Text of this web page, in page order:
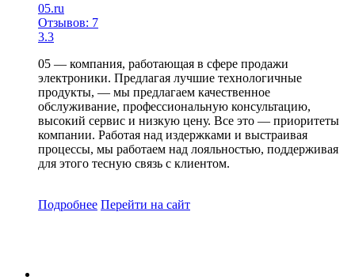
05.ru
Отзывов: 7
3.3
05 — компания, работающая в сфере продажи
электроники. Предлагая лучшие технологичные
продукты, — мы предлагаем качественное
обслуживание, профессиональную консультацию,
высокий сервис и низкую цену. Все это — приоритеты
компании. Работая над издержками и выстраивая
процессы, мы работаем над лояльностью, поддерживая
для этого тесную связь с клиентом.
Подробнее Перейти на сайт